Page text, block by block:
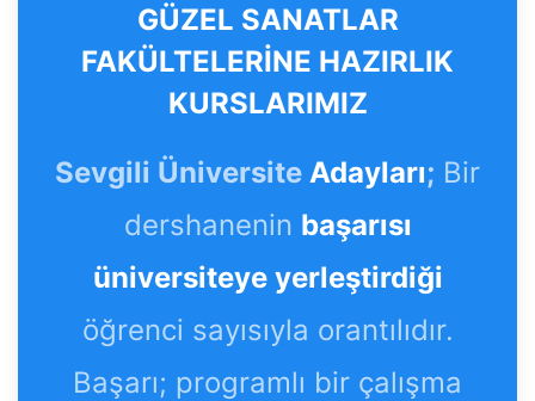
GÜZEL SANATLAR
FAKÜLTELERİNE HAZIRLIK
KURSLARIMIZ
Sevgili Üniversite Adayları; Bir
dershanenin başarısı
üniversiteye yerleştirdiği
öğrenci sayısıyla orantılıdır.
Başarı; programlı bir çalışma